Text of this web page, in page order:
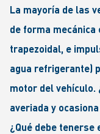
La mayoría de las
de forma mecánica
trapezoidal, e
agua refrigerante)
motor del vehículo.
averiada y
¿Qué debe